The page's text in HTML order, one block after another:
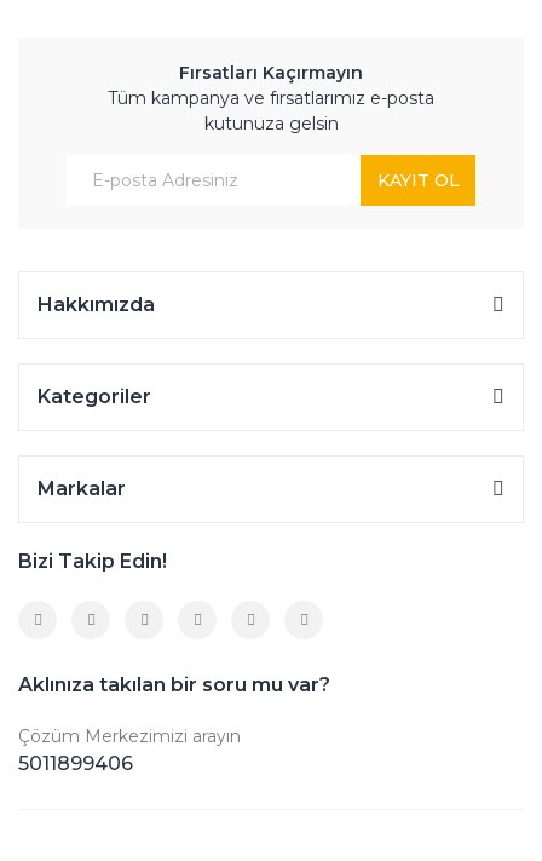
Fırsatları Kaçırmayın
Tüm kampanya ve fırsatlarımız e-posta
kutunuza gelsin
KAYIT OL
Hakkımızda
Kategoriler
Markalar
Bizi Takip Edin!
Aklınıza takılan bir soru mu var?
Çözüm Merkezimizi arayın
5011899406